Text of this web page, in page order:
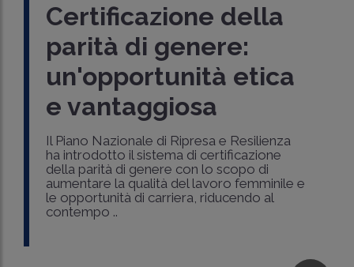
Certificazione della
parità di genere:
un'opportunità etica
e vantaggiosa
Il Piano Nazionale di Ripresa e Resilienza
ha introdotto il sistema di certificazione
della parità di genere con lo scopo di
aumentare la qualità del lavoro femminile e
le opportunità di carriera, riducendo al
contempo ..